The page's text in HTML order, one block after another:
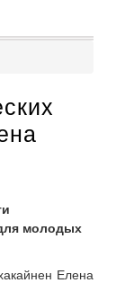
молодых
Елена